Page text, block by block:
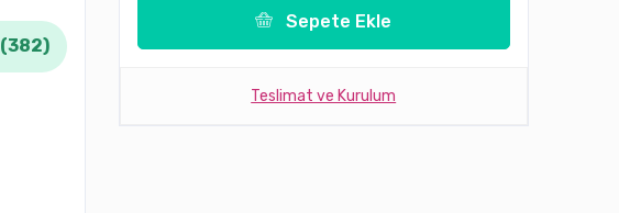
(382)
Sepete Ekle
Teslimat ve Kurulum